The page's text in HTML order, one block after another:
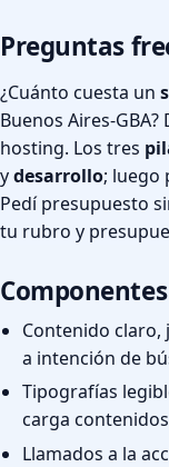
Preguntas
¿Cuánto cuesta un
Buenos Aires-
hosting. Los tres
ydesarrollo; luego
Pedí presupuesto
tu rubro y
Contenido
a intención de
Tipografías
carga
Llamados a la